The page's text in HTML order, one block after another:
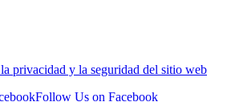
privacidad y la seguridad del sitio web
Follow Us on Facebook